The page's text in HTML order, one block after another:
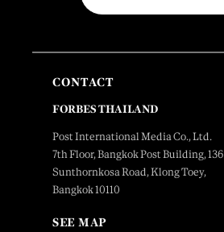
CONTACT
FORBES THAILAND
Post International Media Co., Ltd.
7th Floor, Bangkok Post Building, 136
Sunthornkosa Road, Klong Toey,
Bangkok 10110
SEE MAP